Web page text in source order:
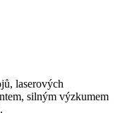
laserových
silným výzkumem